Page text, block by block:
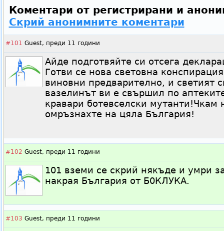
Коментари от регистрирани и
Скрий анонимните коментари
#101 Guest, преди 11 години
Айде подготвяйте си отсега
Готви се нова световна
виновни предварително, и светият
вазелинът ви е свършил по
кравари ботевселски мутанти!Чкам
омръзнахте на цяла България!
#102 Guest, преди 11 години
101 вземи се скрий някъде и умри
накрая България от Б0КЛУКА.
#103 Guest, преди 11 години